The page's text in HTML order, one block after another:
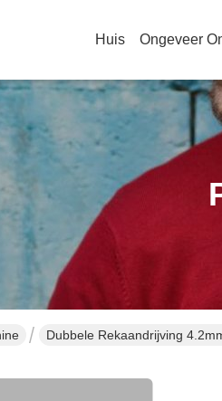
Huis Ongeveer
Dubbele Rekaandrijving